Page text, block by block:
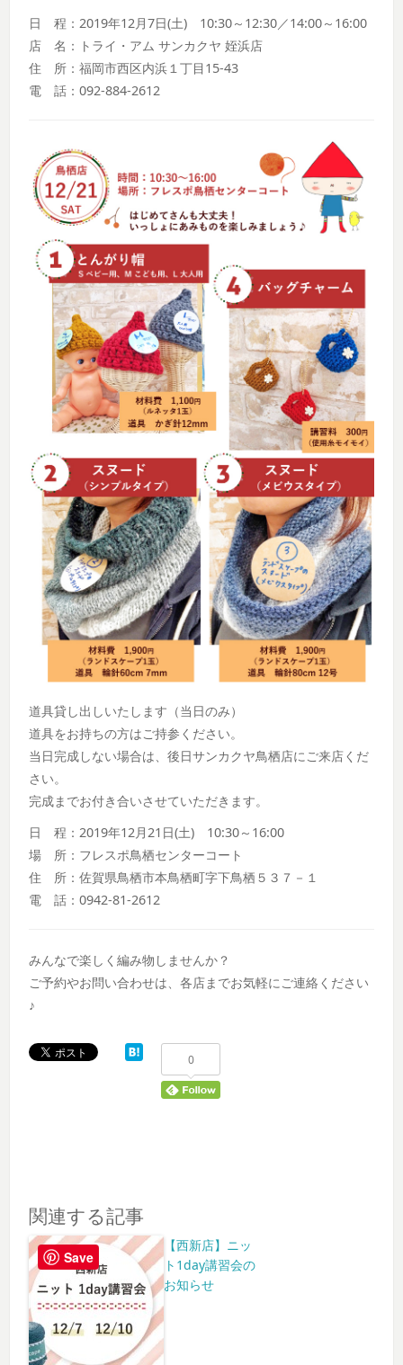
日 程：2019年12月7日(土) 10:30～12:30／14:00～16:00
店 名：トライ・アム サンカクヤ 姪浜店
住 所：福岡市西区内浜１丁目15-43
電 話：092-884-2612
道具貸し出しいたします（当日のみ）
道具をお持ちの方はご持参ください。
当日完成しない場合は、後日サンカクヤ鳥栖店にご来店くだ
さい。
完成までお付き合いさせていただきます。
日 程：2019年12月21日(土) 10:30～16:00
場 所：フレスポ鳥栖センターコート
住 所：佐賀県鳥栖市本鳥栖町字下鳥栖５３７－１
電 話：0942-81-2612
みんなで楽しく編み物しませんか？
ご予約やお問い合わせは、各店までお気軽にご連絡ください
♪
0
関連する記事
【西新店】ニッ
ト1day講習会の
お知らせ
Save